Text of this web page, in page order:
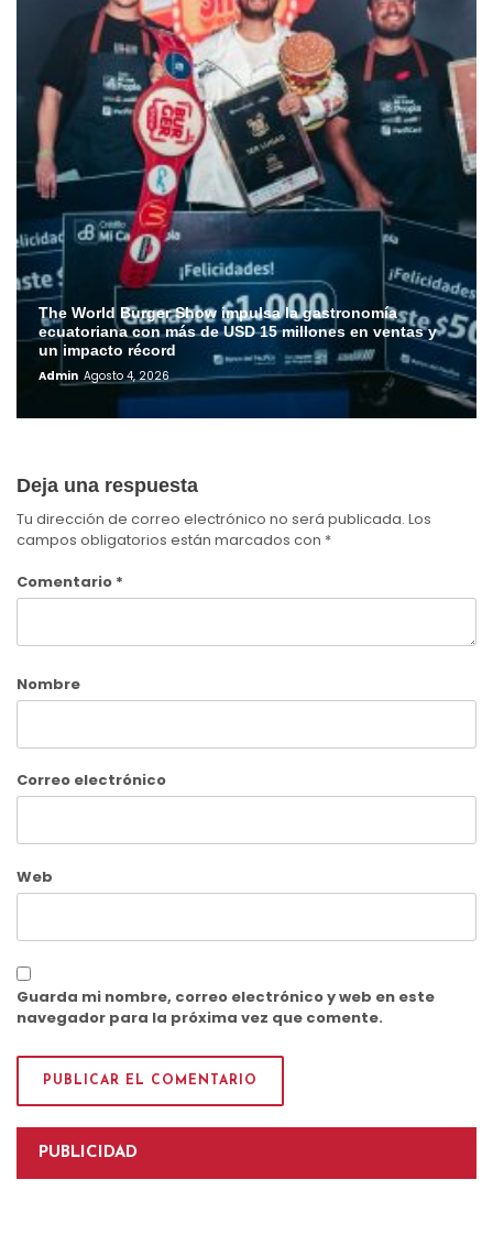
The World Burger Show impulsa la gastronomía
ecuatoriana con más de USD 15 millones en ventas y
un impacto récord
Admin Agosto 4, 2026
Deja una respuesta
Tu dirección de correo electrónico no será publicada. Los
campos obligatorios están marcados con *
Comentario *
Nombre
Correo electrónico
Web
Guarda mi nombre, correo electrónico y web en este
navegador para la próxima vez que comente.
PUBLICIDAD